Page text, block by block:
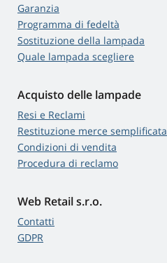
Garanzia
Programma di fedeltà
Sostituzione della lampada
Quale lampada scegliere
Acquisto delle lampade
Resi e Reclami
Restituzione merce semplificata
Condizioni di vendita
Procedura di reclamo
Web Retail s.r.o.
Contatti
GDPR